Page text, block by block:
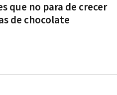
que no para de crecer
de chocolate